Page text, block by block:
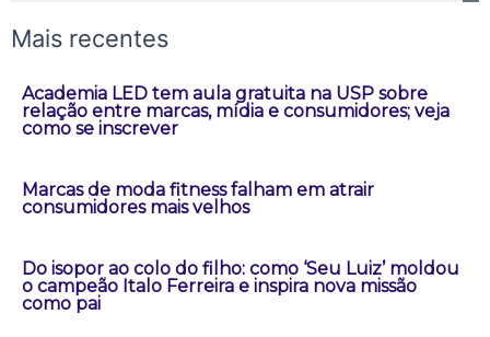
Mais recentes
Academia LED tem aula gratuita na USP sobre
relação entre marcas, mídia e consumidores; veja
como se inscrever
Marcas de moda fitness falham em atrair
consumidores mais velhos
Do isopor ao colo do filho: como ‘Seu Luiz’ moldou
o campeão Italo Ferreira e inspira nova missão
como pai